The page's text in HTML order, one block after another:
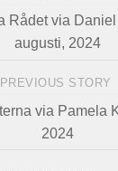
Rådet via
augusti, 2024
PREVIOUS STORY
via Pamela
2024